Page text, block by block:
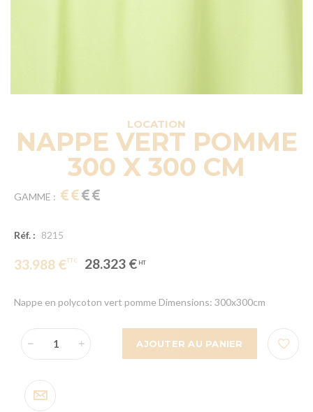
LOCATION
NAPPE VERT POMME
300 X 300 CM
GAMME :
Réf. : 8215
33.988 € 28.323 €
Nappe en polycoton vert pomme Dimensions: 300x300cm
AJOUTER AU PANIER